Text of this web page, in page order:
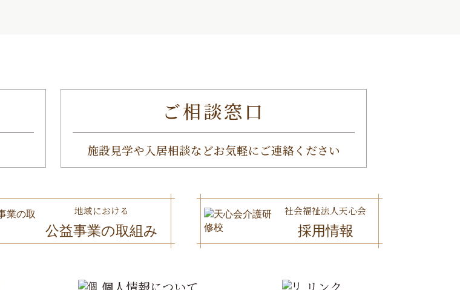
ご相談窓口
施設見学や入居相談などお気軽にご連絡ください
地域における
公益事業の取組み
社会福祉法人天心会
採用情報